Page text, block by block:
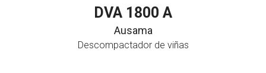
DVA 1800 A
Ausama
Descompactador de viñas